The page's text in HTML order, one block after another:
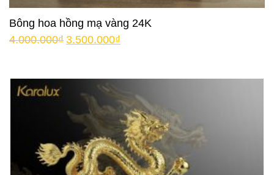
Bông hoa hồng mạ vàng 24K
4.000.000₫ 3.500.000₫